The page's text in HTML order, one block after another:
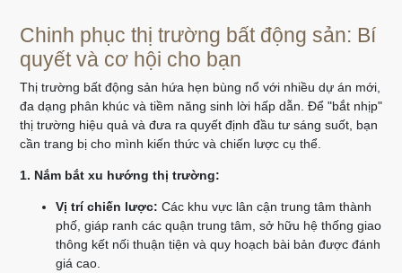
Chinh phục thị trường bất động sản: Bí
quyết và cơ hội cho bạn
Thị trường bất động sản hứa hẹn bùng nổ với nhiều dự án mới,
đa dạng phân khúc và tiềm năng sinh lời hấp dẫn. Để "bắt nhịp"
thị trường hiệu quả và đưa ra quyết định đầu tư sáng suốt, bạn
cần trang bị cho mình kiến thức và chiến lược cụ thể.
1. Nắm bắt xu hướng thị trường:
Vị trí chiến lược: Các khu vực lân cận trung tâm thành
phố, giáp ranh các quận trung tâm, sở hữu hệ thống giao
thông kết nối thuận tiện và quy hoạch bài bản được đánh
giá cao.